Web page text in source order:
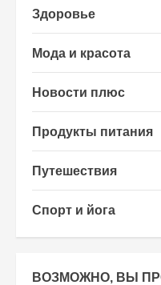
Здоровье
Мода и красота
Новости плюс
Продукты питания
Путешествия
Спорт и йога
ВОЗМОЖНО, ВЫ